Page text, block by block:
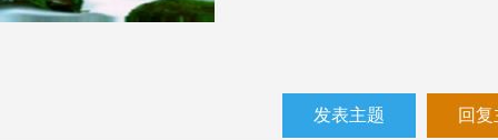
发表主题 回